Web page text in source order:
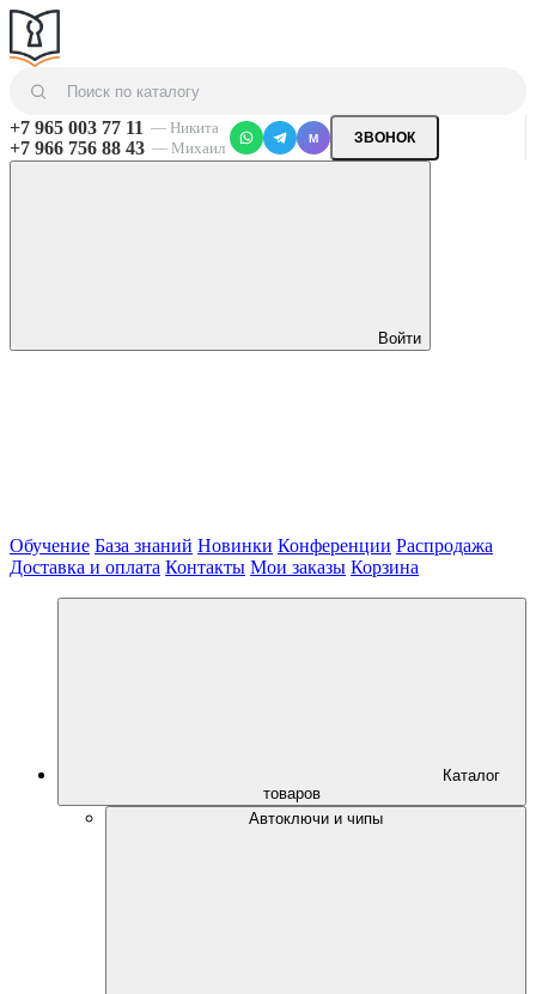
+7 965 003 77 11 — Никита
+7 966 756 88 43 — Михаил
M ЗВОНОК
Войти
Обучение База знаний Новинки Конференции Распродажа
Доставка и оплата Контакты Мои заказы Корзина
Каталог
товаров
Автоключи и чипы